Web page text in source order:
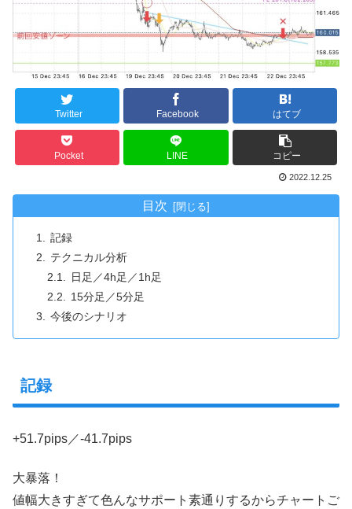
Twitter Facebook はてブ
Pocket LINE コピー
2022.12.25
目次
記録
テクニカル分析
日足／4h足／1h足
15分足／5分足
今後のシナリオ
記録
+51.7pips／-41.7pips
大暴落！
値幅大きすぎて色んなサポート素通りするからチャートご